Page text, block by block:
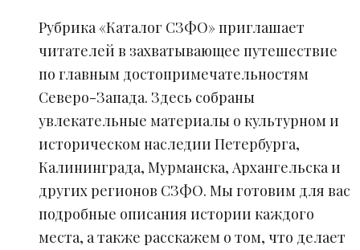
Рубрика «Каталог СЗФО» приглашает
читателей в захватывающее путешествие
по главным достопримечательностям
Северо-Запада. Здесь собраны
увлекательные материалы о культурном и
историческом наследии Петербурга,
Калининграда, Мурманска, Архангельска и
других регионов СЗФО. Мы готовим для вас
подробные описания истории каждого
места, а также расскажем о том, что делает